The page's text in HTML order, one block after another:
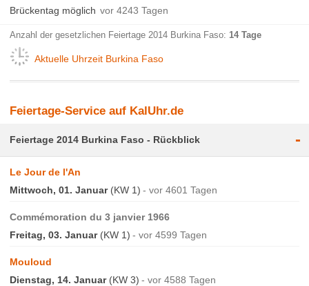
Brückentag möglich vor 4243 Tagen
Anzahl der gesetzlichen Feiertage 2014 Burkina Faso:14 Tage
Aktuelle Uhrzeit Burkina Faso
Feiertage-Service auf KalUhr.de
Feiertage 2014 Burkina Faso - Rückblick -
Le Jour de l'An
Mittwoch, 01. Januar(KW 1) vor 4601 Tagen
Commémoration du 3 janvier 1966
Freitag, 03. Januar(KW 1) vor 4599 Tagen
Mouloud
Dienstag, 14. Januar(KW 3) vor 4588 Tagen